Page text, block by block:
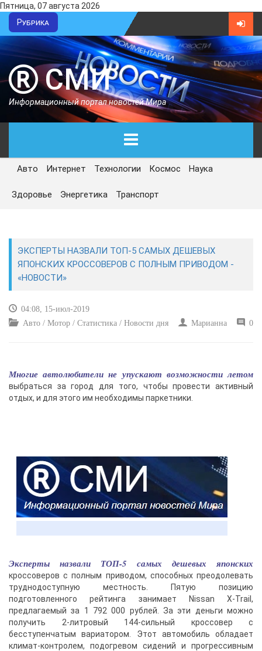
Пятница, 07 августа 2026
Рубрика
СМИ
Информационный портал новостей Мира
ГЛАВНАЯ
СЕГОДНЯ
ЭКОНОМИКА
СПОРТ
ПРОИСШЕСТВИЯ
Авто Интернет Технологии Космос Наука
Здоровье Энергетика Транспорт
ЭКСПЕРТЫ НАЗВАЛИ ТОП-5 САМЫХ ДЕШЕВЫХ
ЯПОНСКИХ КРОССОВЕРОВ С ПОЛНЫМ ПРИВОДОМ -
«НОВОСТИ»
04:08, 15-июл-2019
Авто / Мотор / Статистика / Новости дня
Марианна 0
Многие автолюбители не упускают возможности летом
выбраться за город для того, чтобы провести активный
отдых, и для этого им необходимы паркетники.
Эксперты назвали ТОП-5 самых дешевых японских
кроссоверов с полным приводом, способных преодолевать
труднодоступную местность. Пятую позицию
подготовленного рейтинга занимает Nissan X-Trail,
предлагаемый за 1 792 000 рублей. За эти деньги можно
получить 2-литровый 144-сильный кроссовер с
бесступенчатым вариатором. Этот автомобиль обладает
климат-контролем, подогревом сидений и прогрессивным